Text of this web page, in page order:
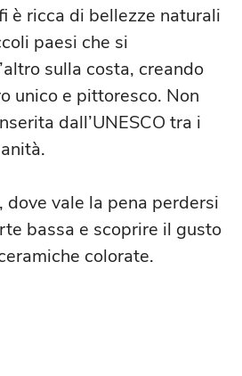
è ricca di bellezze naturali
paesi che si
sulla costa, creando
unico e pittoresco. Non
dall’UNESCO tra i
dove vale la pena perdersi
bassa e scoprire il gusto
colorate.